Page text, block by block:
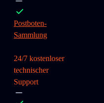
Postboten-
Sammlung
24/7 kostenloser
technischer
Support